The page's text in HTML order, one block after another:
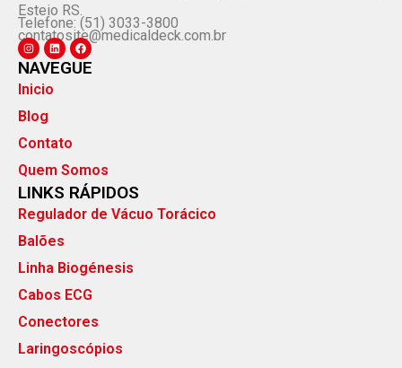
Esteio RS.
Telefone: (51) 3033-3800
contatosite@medicaldeck.com.br
NAVEGUE
Inicio
Blog
Contato
Quem Somos
LINKS RÁPIDOS
Regulador de Vácuo Torácico
Balões
Linha Biogénesis
Cabos ECG
Conectores
Laringoscópios